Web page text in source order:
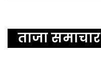
ताजा समाचार